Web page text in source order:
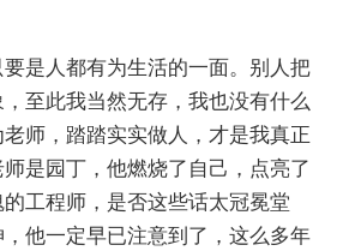
是人都有为生活的一面。别人把
至此我当然无存，我也没有什么
师，踏踏实实做人，才是我真正
是园丁，他燃烧了自己，点亮了
工程师，是否这些话太冠冕堂
他一定早已注意到了，这么多年